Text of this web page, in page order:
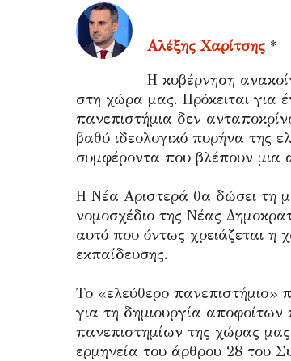
Αλέξης Χαρίτσης *
Η κυβέρνηση
στη χώρα μας. Πρόκειται για
πανεπιστήμια δεν
βαθύ ιδεολογικό πυρήνα της
συμφέροντα που βλέπουν μια
Η Νέα Αριστερά θα δώσει τη
νομοσχέδιο της Νέας
αυτό που όντως χρειάζεται η
εκπαίδευσης.
Το «ελεύθερο πανεπιστήμιο»
για τη δημιουργία
πανεπιστημίων της χώρας
ερμηνεία του άρθρου 28 του